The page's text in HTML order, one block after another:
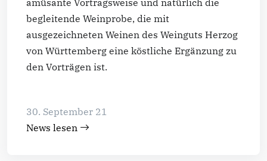
amüsante Vortragsweise und natürlich die
begleitende Weinprobe, die mit
ausgezeichneten Weinen des Weinguts Herzog
von Württemberg eine köstliche Ergänzung zu
den Vorträgen ist.
30. September 21
News lesen